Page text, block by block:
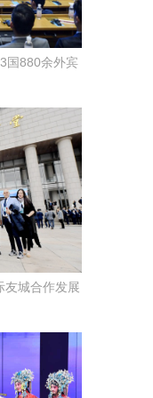
国880余外宾
友城合作发展